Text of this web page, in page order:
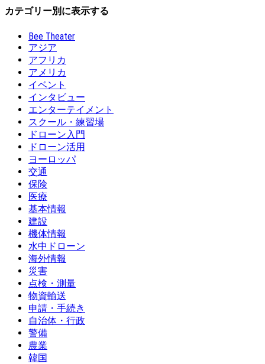
カテゴリー別に表示する
Bee Theater
アジア
アフリカ
アメリカ
イベント
インタビュー
エンターテイメント
スクール・練習場
ドローン入門
ドローン活用
ヨーロッパ
交通
保険
医療
基本情報
建設
機体情報
水中ドローン
海外情報
災害
点検・測量
物資輸送
申請・手続き
自治体・行政
警備
農業
韓国